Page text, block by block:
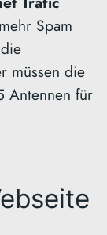
Spam
müssen die
Antennen für